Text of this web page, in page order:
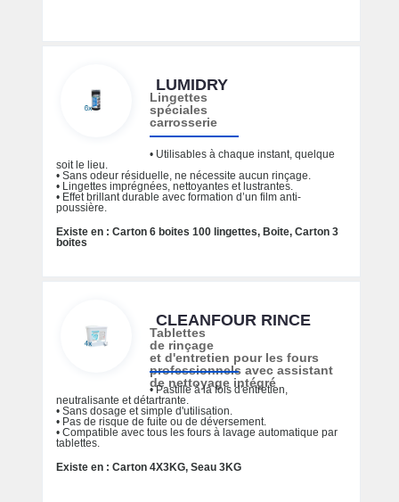
LUMIDRY
Lingettes
spéciales
carrosserie
• Utilisables à chaque instant, quelque
soit le lieu.
• Sans odeur résiduelle, ne nécessite aucun rinçage.
• Lingettes imprégnées, nettoyantes et lustrantes.
• Effet brillant durable avec formation d’un film anti-
poussière.
Existe en : Carton 6 boites 100 lingettes, Boite, Carton 3
boites
CLEANFOUR RINCE
Tablettes
de rinçage
et d'entretien pour les fours
professionnels avec assistant
de nettoyage intégré
• Pastille à la fois d'entretien,
neutralisante et détartrante.
• Sans dosage et simple d'utilisation.
• Pas de risque de fuite ou de déversement.
• Compatible avec tous les fours à lavage automatique par
tablettes.
Existe en : Carton 4X3KG, Seau 3KG